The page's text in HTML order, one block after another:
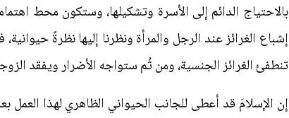
بالاحتياج الدائم إلى الأسرة وتشكيلها، وستكون محط
إشباع الغرائز عند الرجل والمرأة ونظرنا إليها نظرةً
تنطفئ الغرائز الجنسية، ومن ثُم ستواجه الأضرار ويفقد
إن الإسلامَ قد أعطى للجانب الحيواني الظاهري لهذا